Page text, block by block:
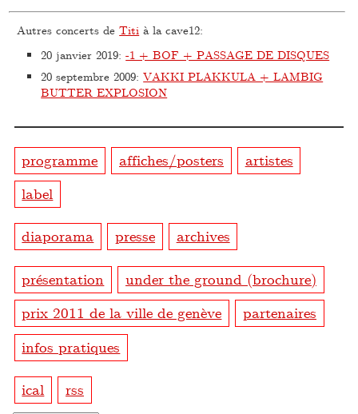
Autres concerts deTiti à la cave12:
20 janvier 2019:-1 + BOF + PASSAGE DE DISQUES
20 septembre 2009:VAKKI PLAKKULA + LAMBIG
BUTTER EXPLOSION
programme affiches/posters
artistes
label
diaporama presse archives
présentation
under the ground (brochure)
prix 2011 de la ville de genève
partenaires
infos pratiques
ical rss